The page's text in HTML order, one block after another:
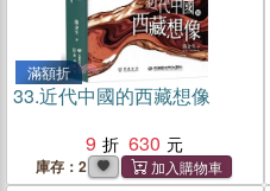
滿額折
33.近代中國的西藏想像
9
630
庫存：2